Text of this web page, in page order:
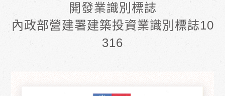
開發業識別標誌
內政部營建署建築投資業識別標誌10
316